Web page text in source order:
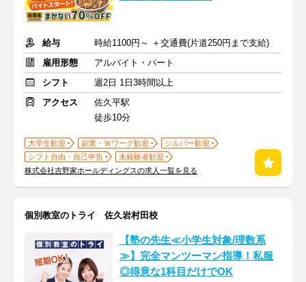
給与
時給1100円～ ＋交通費(片道250円まで支給)
雇用形態
アルバイト・パート
シフト
週2日 1日3時間以上
アクセス
佐久平駅
徒歩10分
大学生歓迎 副業・Ｗワーク歓迎
シルバー歓迎
シフト自由・自己申告
未経験者歓迎
株式会社吉野家ホールディングスの求人一覧を見る
個別教室のトライ 佐久岩村田校
【塾の先生≪小学生対象/理数系
≫】完全マンツーマン指導！私服
◎得意な1科目だけでOK